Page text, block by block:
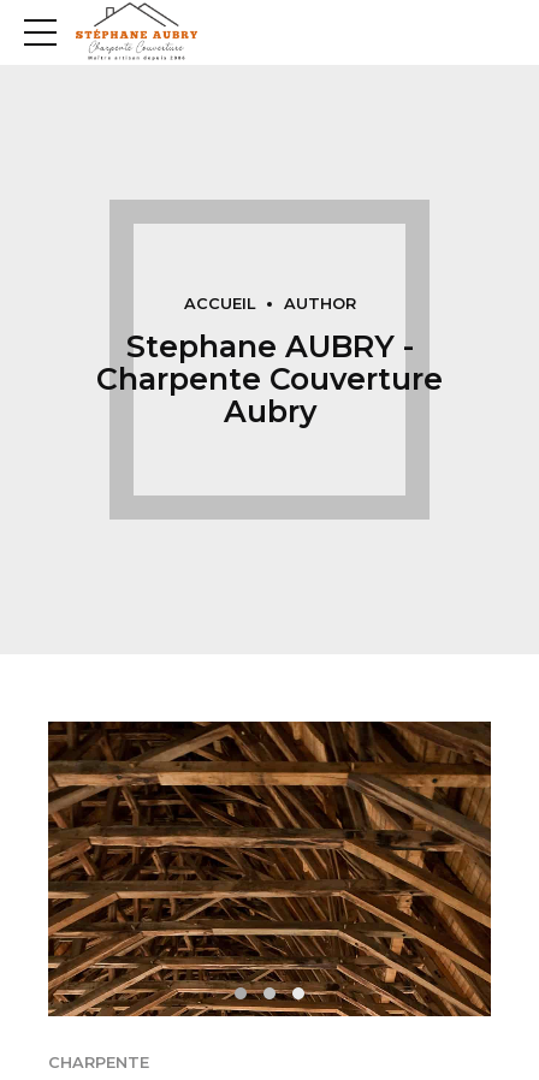
ACCUEIL AUTHOR
Stephane AUBRY -
Charpente Couverture
Aubry
CHARPENTE